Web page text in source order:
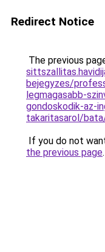
Redirect Notice
The previous
bejegyzes/
legmagasabb-
gondoskodik-az-
takaritasarol/bata/
If you do not
the previous page.